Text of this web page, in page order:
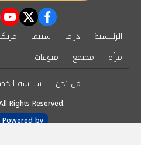
facebook
الرئيسية دراما سينما مزيكا
مرأة
مجتمع
منوعات
من نحن
سياسة
Rights Reserved.
Powered by